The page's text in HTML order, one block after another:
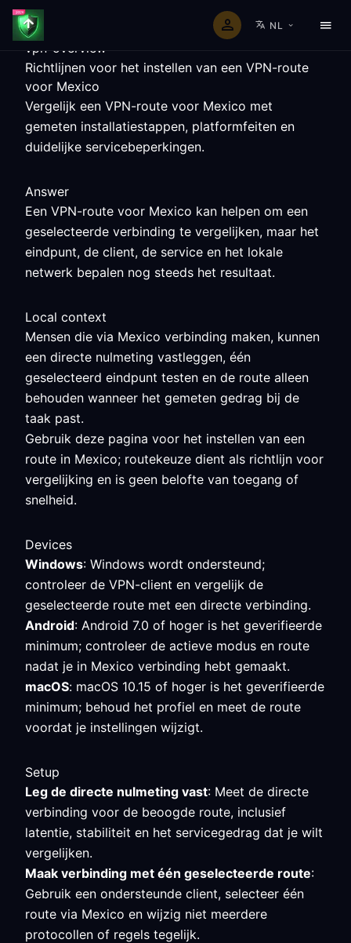
NL
vpn-overview
Richtlijnen voor het instellen van een VPN-route
voor Mexico
Vergelijk een VPN-route voor Mexico met
gemeten installatiestappen, platformfeiten en
duidelijke servicebeperkingen.
Answer
Een VPN-route voor Mexico kan helpen om een
geselecteerde verbinding te vergelijken, maar het
eindpunt, de client, de service en het lokale
netwerk bepalen nog steeds het resultaat.
Local context
Mensen die via Mexico verbinding maken, kunnen
een directe nulmeting vastleggen, één
geselecteerd eindpunt testen en de route alleen
behouden wanneer het gemeten gedrag bij de
taak past.
Gebruik deze pagina voor het instellen van een
route in Mexico; routekeuze dient als richtlijn voor
vergelijking en is geen belofte van toegang of
snelheid.
Devices
Windows: Windows wordt ondersteund;
controleer de VPN-client en vergelijk de
geselecteerde route met een directe verbinding.
Android: Android 7.0 of hoger is het geverifieerde
minimum; controleer de actieve modus en route
nadat je in Mexico verbinding hebt gemaakt.
macOS: macOS 10.15 of hoger is het geverifieerde
minimum; behoud het profiel en meet de route
voordat je instellingen wijzigt.
Setup
Leg de directe nulmeting vast: Meet de directe
verbinding voor de beoogde route, inclusief
latentie, stabiliteit en het servicegedrag dat je wilt
vergelijken.
Maak verbinding met één geselecteerde route:
Gebruik een ondersteunde client, selecteer één
route via Mexico en wijzig niet meerdere
protocollen of regels tegelijk.